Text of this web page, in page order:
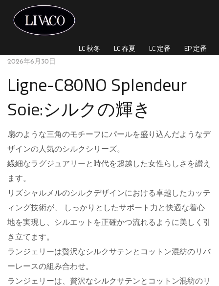
LC 秋冬 LC 春夏 LC 定番 EP 定番
秋冬シリーズ
2026年6月30日
Ligne-C80NO Splendeur
Soie:シルクの輝き
扇のような三角のモチーフにパールを盛り込んだようなデ
ザインの人気のシルクシリーズ。
繊細なラグジュアリーと時代を超越した女性らしさを讃え
ます。
リズシャルメルのシルクデザインにおける卓越したカッテ
ィング技術が、 しっかりとしたサポート力と快適な着心
地を実現し、シルエットを正確かつ流れるように美しく引
き立てます。
ランジェリーは贅沢なシルクサテンとコットン混紡のリバ
ーレースの組み合わせ。
ランジェリーは、贅沢なシルクサテンとコットン混紡のリ